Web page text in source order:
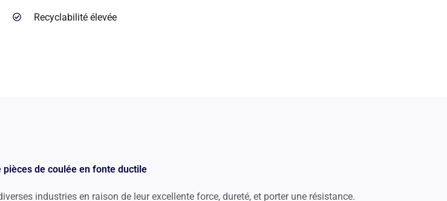
Recyclabilité élevée
pièces de coulée en fonte ductile
industries en raison de leur excellente force, dureté, et porter une résistance.